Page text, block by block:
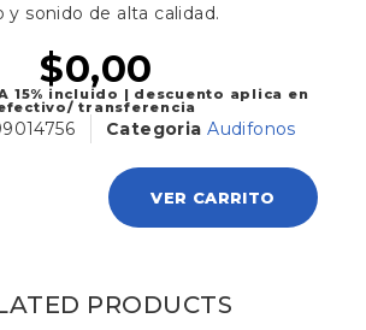
sonido de alta calidad.
$0,00
15% incluido | descuento aplica en
transferencia
Categoria Audifonos
VER CARRITO
PRODUCTS